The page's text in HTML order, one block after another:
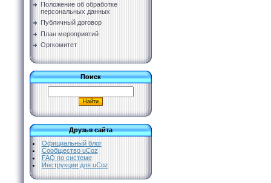
Положение об обработке
персональных данных
Публичный договор
План мероприятий
Оргкомитет
Поиск
Друзья сайта
Официальный блог
Сообщество uCoz
FAQ по системе
Инструкции для uCoz